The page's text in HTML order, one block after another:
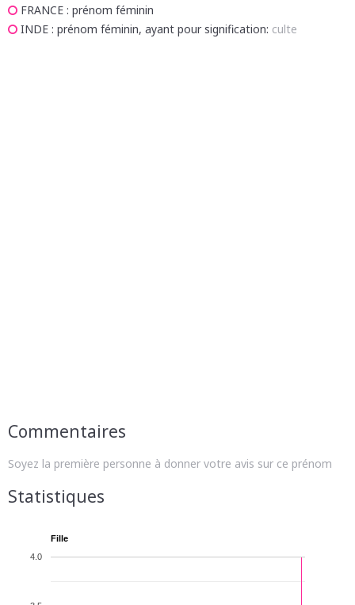
FRANCE : prénom féminin
INDE : prénom féminin, ayant pour signification: culte
Commentaires
Soyez la première personne à donner votre avis sur ce prénom
Statistiques
Fille
4.0